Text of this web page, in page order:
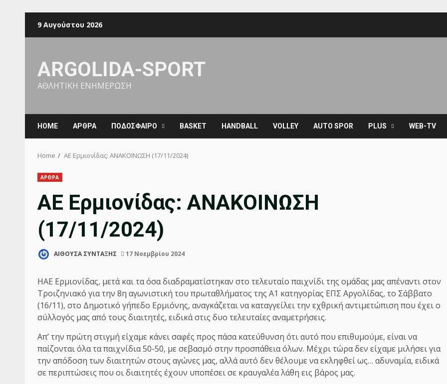
9 Αυγούστου 2026
ARGOLIDA-SPORT
ΑΘΛΗΤΙΚΗ ΕΝΗΜΕΡΩΣΗ
ΗΟΜΕ ΑΡΘΡΑ ΠΟΔΟΣΦΑΙΡΟ BASKET HANDBALL VOLLEY AUTO SPOR PLUS WEB-TV
Home ΑΕ Ερμιονίδας: ΑΝΑΚΟΙΝΩΣΗ (17/11/2024)
ΑΡΘΡΑ
ΑΕ Ερμιονίδας: ΑΝΑΚΟΙΝΩΣΗ
(17/11/2024)
ΑΙΘΟΥΣΑ ΣΥΝΤΑΞΗΣ 17 Νοεμβρίου 2024
ΗΑΕ Ερμιονίδας, μετά και τα όσα διαδραματίστηκαν στο τελευταίο παιχνίδι της ομάδας μας απέναντι στον
Τροιζηνιακό για την 8η αγωνιστική του πρωταθλήματος της Α1 κατηγορίας ΕΠΣ Αργολίδας, το Σάββατο
(16/11), στο Δημοτικό γήπεδο Ερμιόνης, αναγκάζεται να καταγγείλει την εχθρική αντιμετώπιση που έχει ο
σύλλογός μας από τους διαιτητές, ειδικά στις δυο τελευταίες αναμετρήσεις.
Απ’ την πρώτη στιγμή είχαμε κάνει σαφές προς πάσα κατεύθυνση ότι αυτό που επιθυμούμε, είναι να
παίζονται όλα τα παιχνίδια 50-50, με σεβασμό στην προσπάθεια όλων. Μέχρι τώρα δεν είχαμε μιλήσει για
την απόδοση των διαιτητών στους αγώνες μας, αλλά αυτό δεν θέλουμε να εκληφθεί ως… αδυναμία, ειδικά
σε περιπτώσεις που οι διαιτητές έχουν υποπέσει σε κραυγαλέα λάθη εις βάρος μας.